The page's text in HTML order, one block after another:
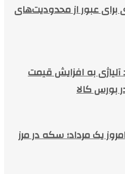
برای عبور از محدودیت‌های
آلیاژی به افزایش قیمت
بورس کالا
یک مرداد؛ سکه در مرز